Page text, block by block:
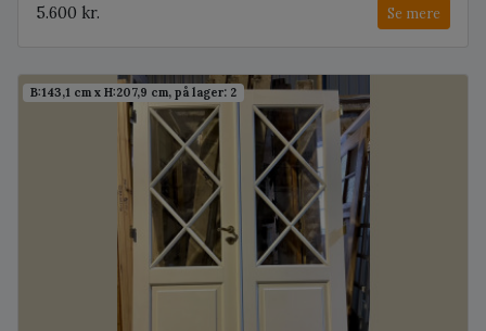
5.600 kr.
Se mere
B:143,1 cm x H:207,9 cm, på lager: 2